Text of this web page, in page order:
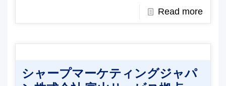
Read more
シャープマーケティングジャパ